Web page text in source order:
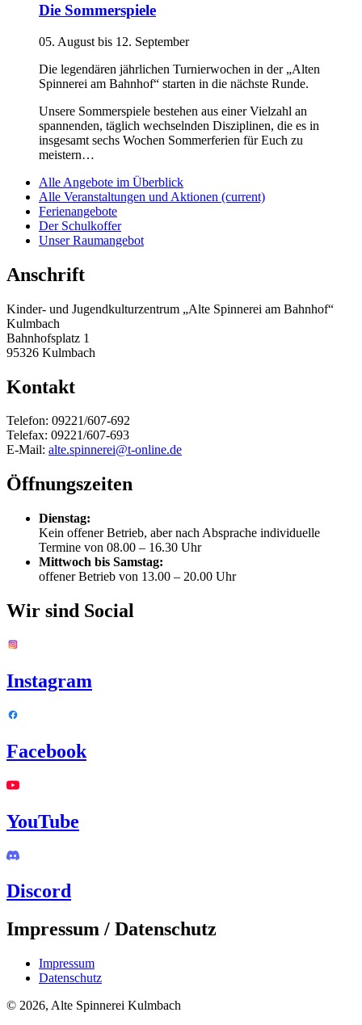
Die Sommerspiele
05. August bis 12. September
Die legendären jährlichen Turnierwochen in der „Alten
Spinnerei am Bahnhof“ starten in die nächste Runde.
Unsere Sommerspiele bestehen aus einer Vielzahl an
spannenden, täglich wechselnden Disziplinen, die es in
insgesamt sechs Wochen Sommerferien für Euch zu
meistern…
Alle Angebote im Überblick
Alle Veranstaltungen und Aktionen (current)
Ferienangebote
Der Schulkoffer
Unser Raumangebot
Anschrift
Kinder- und Jugendkulturzentrum „Alte Spinnerei am Bahnhof“
Kulmbach
Bahnhofsplatz 1
95326 Kulmbach
Kontakt
Telefon: 09221/607-692
Telefax: 09221/607-693
E-Mail: alte.spinnerei@t-online.de
Öffnungszeiten
Dienstag:
Kein offener Betrieb, aber nach Absprache individuelle
Termine von 08.00 – 16.30 Uhr
Mittwoch bis Samstag:
offener Betrieb von 13.00 – 20.00 Uhr
Wir sind Social
Instagram
Facebook
YouTube
Discord
Impressum / Datenschutz
Impressum
Datenschutz
© 2026, Alte Spinnerei Kulmbach